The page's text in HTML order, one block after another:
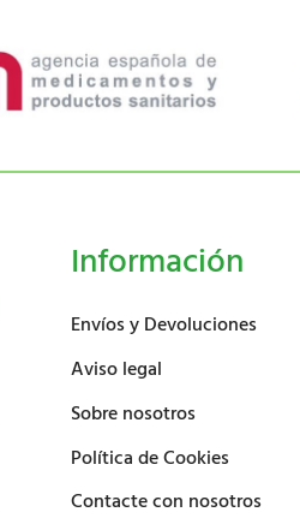
Información
Envíos y Devoluciones
Aviso legal
Sobre nosotros
Política de Cookies
Contacte con nosotros